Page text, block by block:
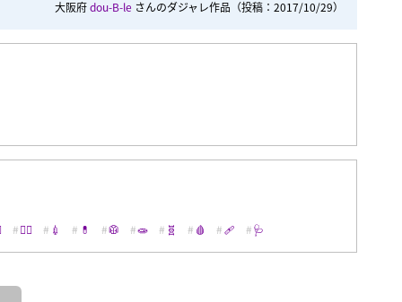
大阪府dou-B-le さんのダジャレ作品 （投稿：2017/10/29）
👩‍⚕️ 💉 💊 🥼 🧫 🧬 🩸 🩹 🩺